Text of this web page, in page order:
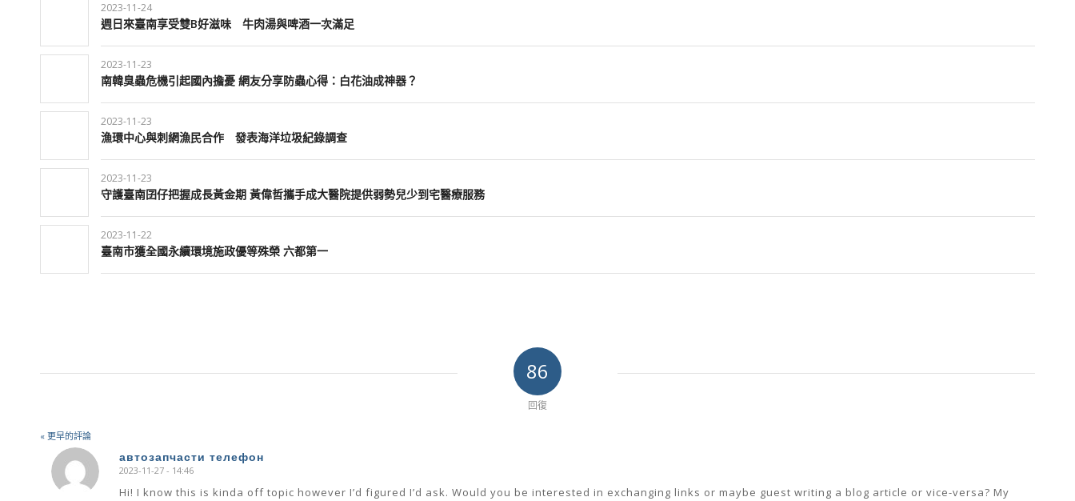
2023-11-24
週日來臺南享受雙B好滋味 牛肉湯與啤酒一次滿足
2023-11-23
南韓臭蟲危機引起國內擔憂 網友分享防蟲心得：白花油成神器？
2023-11-23
漁環中心與刺網漁民合作 發表海洋垃圾紀錄調查
2023-11-23
守護臺南囝仔把握成長黃金期 黃偉哲攜手成大醫院提供弱勢兒少到宅醫療服務
2023-11-22
臺南市獲全國永續環境施政優等殊榮 六都第一
86
回復
« 更早的評論
автозапчасти телефон
says:
2023-11-27 - 14:46
Hi! I know this is kinda off topic however I’d figured I’d ask. Would you be interested in exchanging links or maybe guest writing a blog article or vice-versa? My